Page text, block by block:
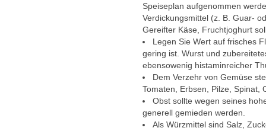
Speiseplan aufgenommen
Verdickungsmittel (z. B. Guar-
Gereifter Käse, Fruchtjoghurt
Legen Sie Wert auf frisches
gering ist. Wurst und
ebensowenig histaminreicher
Dem Verzehr von Gemüse
Tomaten, Erbsen, Pilze, Spinat,
Obst sollte wegen seines
generell gemieden werden.
Als Würzmittel sind Salz,